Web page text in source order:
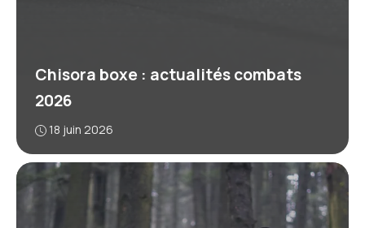
Chisora boxe : actualités combats
2026
18 juin 2026